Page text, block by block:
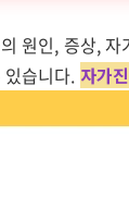
원인, 증상,
습니다. 자가